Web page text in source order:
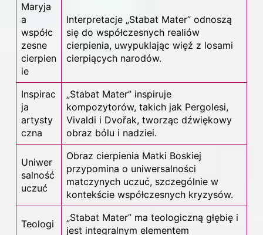
Maryja
a
współc
zesne
cierpien
ie
Interpretacje „Stabat Mater” odnoszą
się do współczesnych realiów
cierpienia, uwypuklając więź z losami
cierpiących narodów.
Inspirac
ja
artysty
czna
„Stabat Mater” inspiruje
kompozytorów, takich jak Pergolesi,
Vivaldi i Dvořak, tworząc dźwiękowy
obraz bólu i nadziei.
Uniwer
salność
uczuć
Obraz cierpienia Matki Boskiej
przypomina o uniwersalności
matczynych uczuć, szczególnie w
kontekście współczesnych kryzysów.
Teologi
„Stabat Mater” ma teologiczną głębię i
jest integralnym elementem